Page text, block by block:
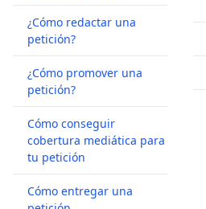
¿Cómo redactar una
petición?
¿Cómo promover una
petición?
Cómo conseguir
cobertura mediática para
tu petición
Cómo entregar una